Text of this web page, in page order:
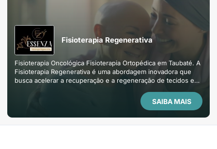
Fisioterapia Regenerativa
Fisioterapia Oncológica Fisioterapia Ortopédica em Taubaté. A
Fisioterapia Regenerativa é uma abordagem inovadora que
busca acelerar a recuperação e a regeneração de tecidos e
estimulam a capacidade natural do corpo de se curar.
SAIBA MAIS